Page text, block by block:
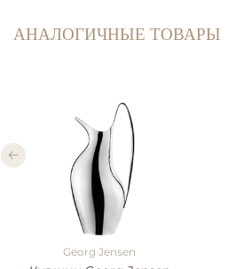
АНАЛОГИЧНЫЕ ТОВАРЫ
Georg Jensen